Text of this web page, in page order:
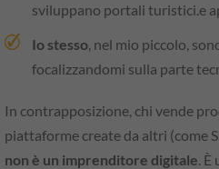
sviluppano portali turistici.e
Io stesso, nel mio piccolo,
focalizzandomi sulla parte
In contrapposizione, chi vende
piattaforme create da altri (come
non è un imprenditore digitale.